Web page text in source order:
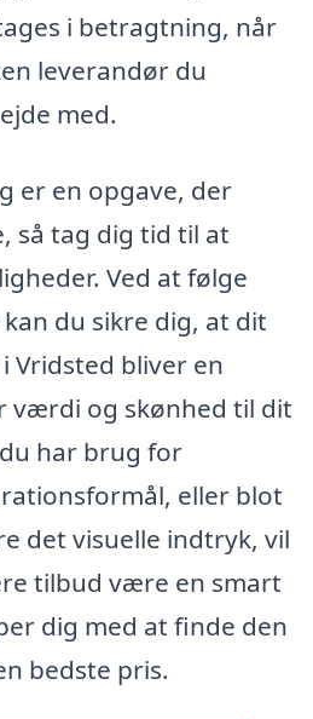
i betragtning, når
leverandør du
med.
er en opgave, der
så tag dig tid til at
Ved at følge
du sikre dig, at dit
Vridsted bliver en
værdi og skønhed til dit
har brug for
eller blot
det visuelle indtryk, vil
tilbud være en smart
dig med at finde den
bedste pris.